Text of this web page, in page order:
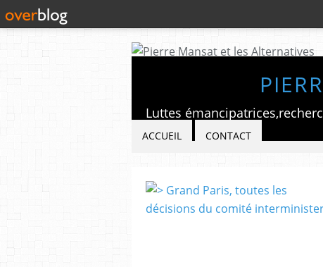
ACCUEIL CONTACT